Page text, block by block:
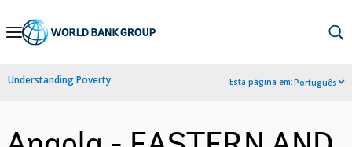
Skip
Navigation
Understanding Poverty Esta página em:Português